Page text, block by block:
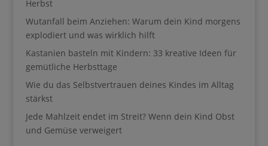
Wutanfall beim Anziehen: Warum dein Kind
morgens explodiert und was wirklich hilft
Kastanien basteln mit Kindern: 33 kreative Ideen
für gemütliche Herbsttage
Wie du das Selbstvertrauen deines Kindes im Alltag
stärkst
Jede Mahlzeit endet im Streit? Wenn dein Kind Obst
und Gemüse verweigert